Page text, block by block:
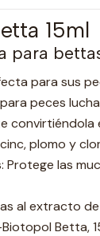
15ml
para
para sus
peces
plomo y
las
al extracto
Betta,